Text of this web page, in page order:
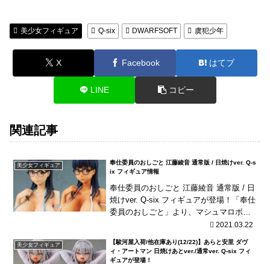
美少女フィギュア Q-six DWARFSOFT 虞犯少年
X Facebook はてブ
LINE コピー
関連記事
美少女フィギュア
奉仕委員のおしごと 江藤綾音 通常版 / 日焼けver. Q-s
ix フィギュア情報
奉仕委員のおしごと 江藤綾音 通常版 / 日
焼けver. Q-six フィギュアが登場！「奉仕
委員のおしごと」より、マシュマロボデ
ィの「江藤綾音」を通常版と日焼けver.で
2021.03.22
美少女フィギュア
【駿河屋入荷/他在庫あり(12/22)】あらと安里 ダヴ
ィ・アートマン 日焼けあとver./通常ver. Q-six フィ
ギュアが登場！